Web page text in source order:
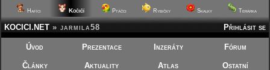
Hafíci Kočičí Ptáčci Rybičky Skalky Terárka
Přihlásit se
KOCICI.NET » jarmila58
Úvod Prezentace Inzeráty Fórum
Články Aktuality Atlas
Ostatní